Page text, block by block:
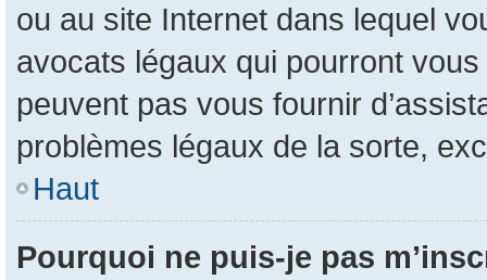
ou au site Internet dans lequel
avocats légaux qui pourront
peuvent pas vous fournir
problèmes légaux de la sorte,
Haut
Pourquoi ne puis-je pas